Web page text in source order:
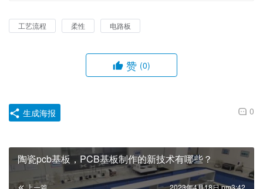
工艺流程 柔性 电路板
赞 (0)
0
生成海报
陶瓷pcb基板，PCB基板制作的新技术有哪些？